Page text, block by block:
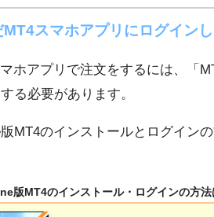
MT4スマホアプリにログイン
ホアプリで注文をするには、「
る必要があります。
MT4のインストールとログイン
版MT4のインストール・ログインの方法